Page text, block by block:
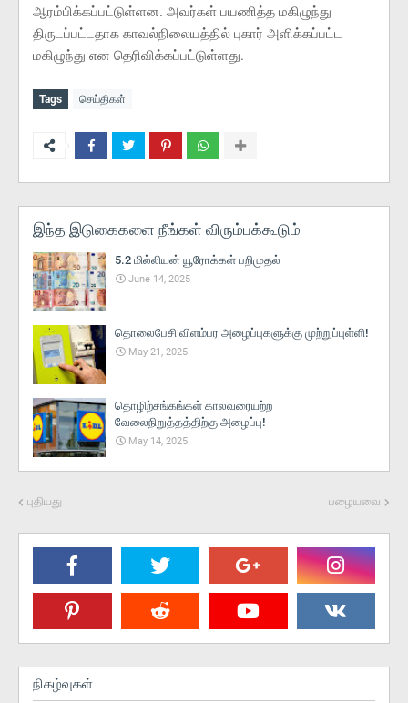
ஆரம்பிக்கப்பட்டுள்ளன. அவர்கள் பயணித்த மகிழுந்து
திருடப்பட்டதாக காவல்நிலையத்தில் புகார் அளிக்கப்பட்ட
மகிழுந்து என தெரிவிக்கப்பட்டுள்ளது.
Tags செய்திகள்
இந்த இடுகைகளை நீங்கள் விரும்பக்கூடும்
5.2 மில்லியன் யூரோக்கள் பறிமுதல்
June 14, 2025
தொலைபேசி விளம்பர அழைப்புகளுக்கு முற்றுப்புள்ளி!
May 21, 2025
தொழிற்சங்கங்கள் காலவரையற்ற
வேலைநிறுத்தத்திற்கு அழைப்பு!
May 14, 2025
புதியது பழையவை
நிகழ்வுகள்